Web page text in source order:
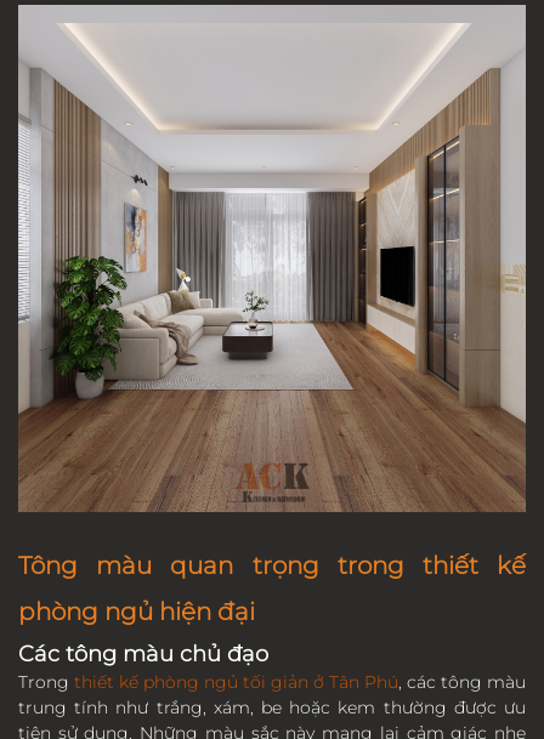
Tông màu quan trọng trong thiết kế
phòng ngủ hiện đại
Các tông màu chủ đạo
Trong thiết kế phòng ngủ tối giản ở Tân Phú, các tông màu
trung tính như trắng, xám, be hoặc kem thường được ưu
tiên sử dụng. Những màu sắc này mang lại cảm giác nhẹ